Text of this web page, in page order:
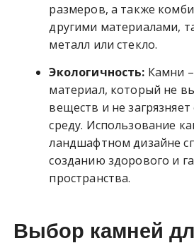
размеров, а также
другими материалами,
металл или стекло.
Экологичность: Камни
материал, который не
веществ и не
среду. Использование
ландшафтном дизайне
созданию здорового и
пространства.
Выбор камней